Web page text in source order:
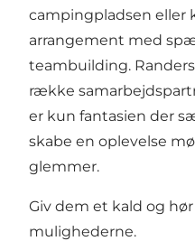
campingpladsen eller
arrangement med
teambuilding.
række
er kun fantasien der
skabe en oplevelse
glemmer.
Giv dem et kald og
mulighederne.